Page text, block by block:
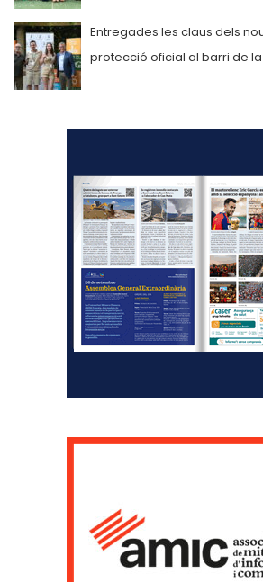
Entregades les claus dels
protecció oficial al barri de